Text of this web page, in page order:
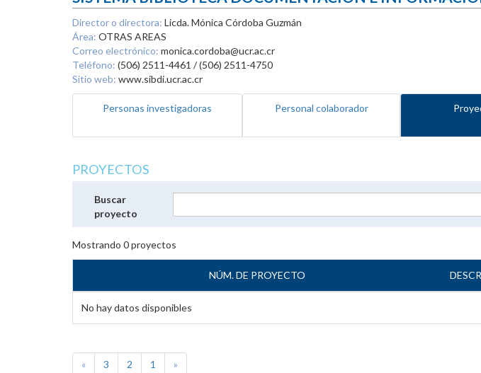
Director o directora: Licda. Mónica Córdoba Guzmán
Área: OTRAS AREAS
Correo electrónico: monica.cordoba@ucr.ac.cr
Teléfono: (506) 2511-4461 / (506) 2511-4750
Sitio web: www.sibdi.ucr.ac.cr
Personas investigadoras Personal colaborador
PROYECTOS
Buscar
proyecto
Mostrando 0proyectos
NÚM. DE PROYECTO
No hay datos disponibles
« 3 2 1 »